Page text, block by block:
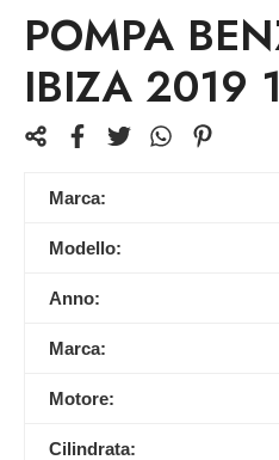
POMPA
IBIZA 2019
Marca:
Modello:
Anno:
Marca:
Motore:
Cilindrata: